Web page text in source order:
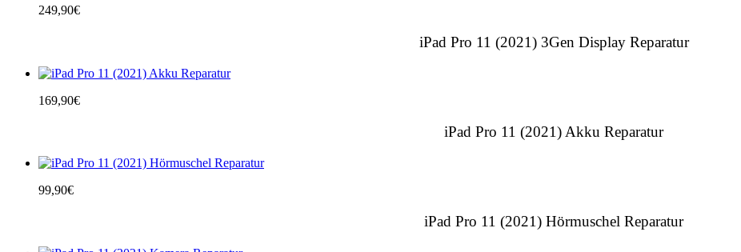
249,90€
iPad Pro 11 (2021) 3Gen Display Reparatur
169,90€
iPad Pro 11 (2021) Akku Reparatur
99,90€
iPad Pro 11 (2021) Hörmuschel Reparatur